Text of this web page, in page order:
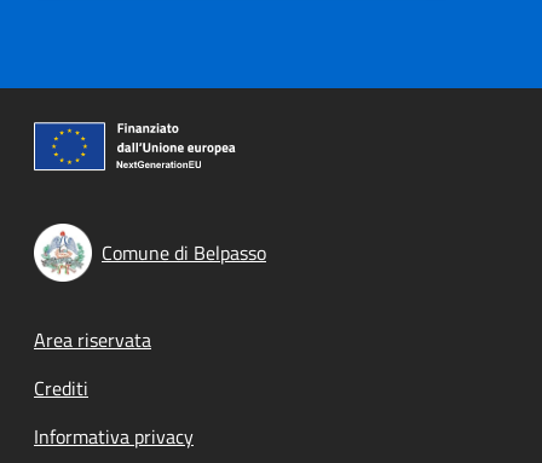
Comune di Belpasso
Footer menu
Area riservata
Crediti
Informativa privacy